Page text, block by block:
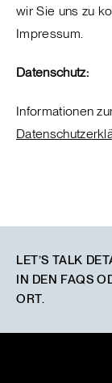
wir Sie uns zu
Impressum.
Datenschutz:
Informationen
LET’S TALK
IN DEN FAQS
ORT.